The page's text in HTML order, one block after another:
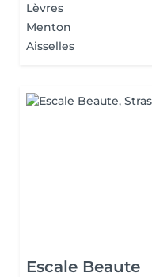
Lèvres
Menton
Aisselles
Escale Beaute